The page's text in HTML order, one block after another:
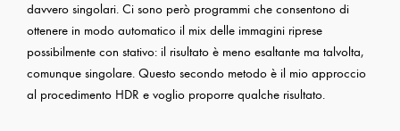
davvero singolari. Ci sono però programmi che consentono di
ottenere in modo automatico il mix delle immagini riprese
possibilmente con stativo: il risultato è meno esaltante ma talvolta,
comunque singolare. Questo secondo metodo è il mio approccio
al procedimento HDR e voglio proporre qualche risultato.